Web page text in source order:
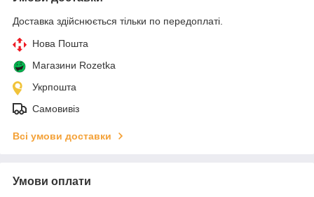
Доставка здійснюється тільки по передоплаті.
Нова Пошта
Магазини Rozetka
Укрпошта
Самовивіз
Всі умови доставки
Умови оплати